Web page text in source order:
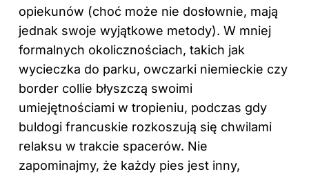
opiekunów (choć może nie dosłownie, mają
jednak swoje wyjątkowe metody). W mniej
formalnych okolicznościach, takich jak
wycieczka do parku, owczarki niemieckie czy
border collie błyszczą swoimi
umiejętnościami w tropieniu, podczas gdy
buldogi francuskie rozkoszują się chwilami
relaksu w trakcie spacerów. Nie
zapominajmy, że każdy pies jest inny,